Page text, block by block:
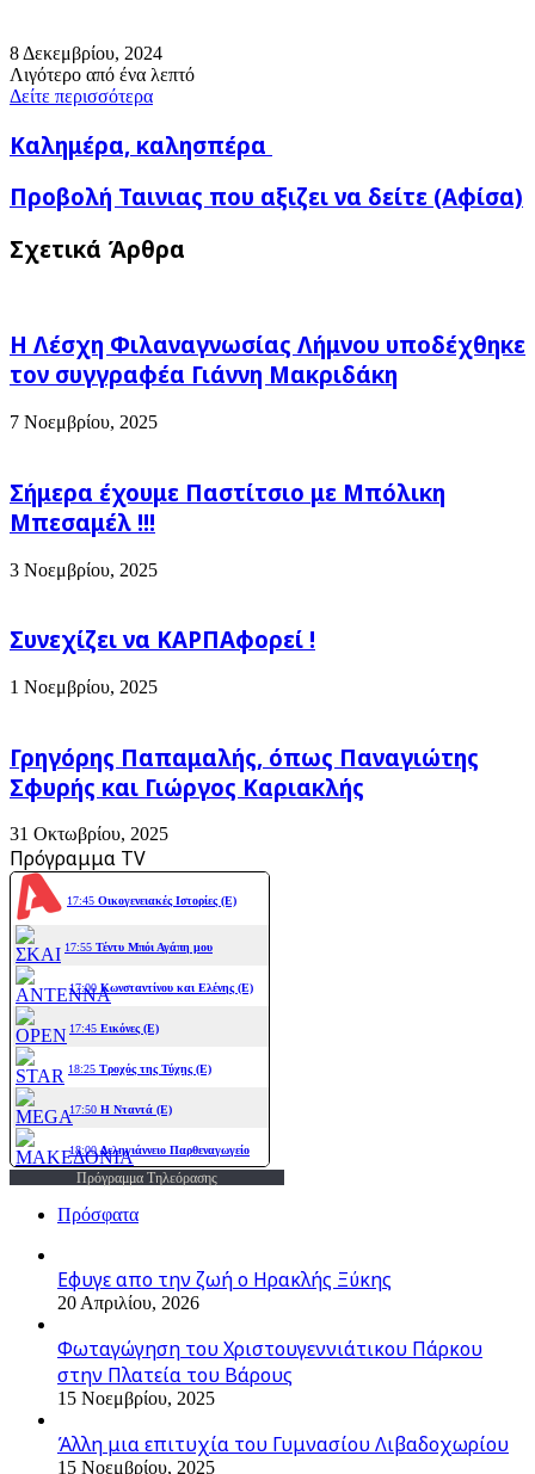
8 Δεκεμβρίου, 2024
Λιγότερο από ένα λεπτό
Δείτε περισσότερα
Καλημέρα,
καλησπέρα
Καλημέρα, καλησπέρα
Προβολή
Ταινιας
αξιζει
Προβολή Ταινιας που αξιζει να δείτε (Αφίσα)
Σχετικά Άρθρα
Η Λέσχη Φιλαναγνωσίας Λήμνου υποδέχθηκε
τον συγγραφέα Γιάννη Μακριδάκη
7 Νοεμβρίου, 2025
Σήμερα έχουμε Παστίτσιο με Μπόλικη
Μπεσαμέλ !!!
3 Νοεμβρίου, 2025
Συνεχίζει να ΚΑΡΠΑφορεί !
1 Νοεμβρίου, 2025
Γρηγόρης Παπαμαλής, όπως Παναγιώτης
Σφυρής και Γιώργος Καριακλής
31 Οκτωβρίου, 2025
Πρόγραμμα TV
Πρόγραμμα Τηλεόρασης
Πρόσφατα
Εφυγε απο την ζωή o Ηρακλής Ξύκης
20 Απριλίου, 2026
Φωταγώγηση του Χριστουγεννιάτικου Πάρκου
στην Πλατεία του Βάρους
15 Νοεμβρίου, 2025
Άλλη μια επιτυχία του Γυμνασίου Λιβαδοχωρίου
15 Νοεμβρίου, 2025